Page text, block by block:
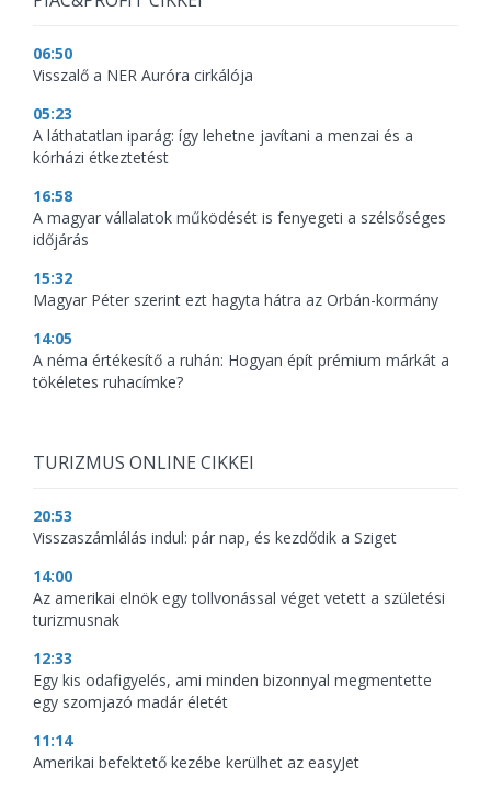
06:50
Visszalő a NER Auróra cirkálója
05:23
A láthatatlan iparág: így lehetne javítani a menzai és a
kórházi étkeztetést
16:58
A magyar vállalatok működését is fenyegeti a szélsőséges
időjárás
15:32
Magyar Péter szerint ezt hagyta hátra az Orbán-kormány
14:05
A néma értékesítő a ruhán: Hogyan épít prémium márkát a
tökéletes ruhacímke?
TURIZMUS ONLINE CIKKEI
20:53
Visszaszámlálás indul: pár nap, és kezdődik a Sziget
14:00
Az amerikai elnök egy tollvonással véget vetett a születési
turizmusnak
12:33
Egy kis odafigyelés, ami minden bizonnyal megmentette
egy szomjazó madár életét
11:14
Amerikai befektető kezébe kerülhet az easyJet